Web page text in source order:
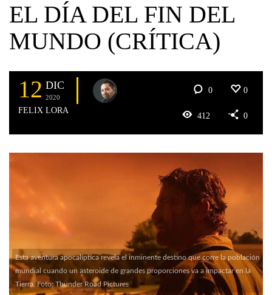
EL DÍA DEL FIN DEL
MUNDO (CRÍTICA)
12 DIC
2020
FELIX LORA
0 0
412 0
Esta aventura apocalíptica revela el inminente destino que corre la población
mundial cuando un asteroide de grandes proporciones va a impactar en la
Tierra. Foto: Thunder Road Pictures